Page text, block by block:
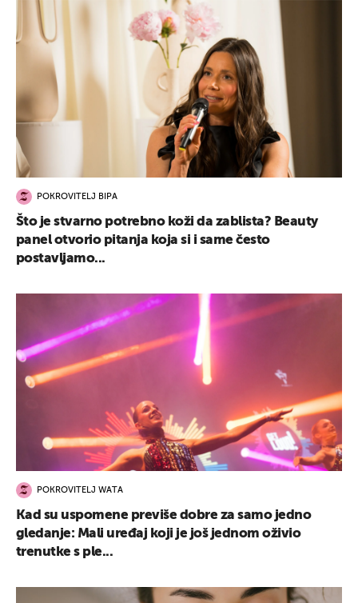
POKROVITELJ BIPA
Što je stvarno potrebno koži da zablista? Beauty
panel otvorio pitanja koja si i same često
postavljamo...
POKROVITELJ WATA
Kad su uspomene previše dobre za samo jedno
gledanje: Mali uređaj koji je još jednom oživio
trenutke s ple...